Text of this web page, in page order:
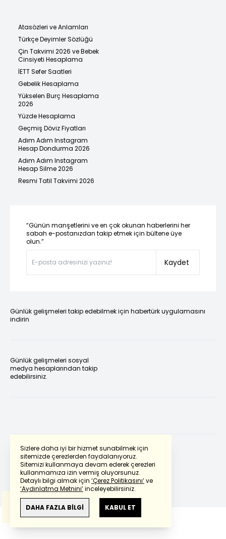
Sizlere daha iyi bir hizmet sunabilmek için
sitemizde çerezlerden faydalanıyoruz.
Sitemizi kullanmaya devam ederek çerezleri
kullanmamıza izin vermiş oluyorsunuz.
Detaylı bilgi almak için ‘Çerez Politikasını’ve
‘Aydınlatma Metnini’inceleyebilirsiniz.
DAHA FAZLA BİLGİ KABUL ET
Atasözleri ve Anlamları
Türkçe Deyimler Sözlüğü
Çin Takvimi 2026 ve Bebek
Cinsiyeti Hesaplama
İETT Sefer Saatleri
Gebelik Hesaplama
Yükselen Burç Hesaplama
2026
Yüzde Hesaplama
Geçmiş Döviz Fiyatları
Adım Adım Instagram
Hesap Dondurma 2026
Adım Adım Instagram
Hesap Silme 2026
Resmi Tatil Takvimi 2026
“Günün manşetlerini ve en çok okunan haberlerini her
sabah e-postanızdan takip etmek için bültene üye
olun.”
Kaydet
Günlük gelişmeleri takip edebilmek için habertürk uygulamasını
indirin
Günlük gelişmeleri sosyal
medya hesaplarından takip
edebilirsiniz.
Powered by Translate
Bu çevirideGoogle Transletekullanılmıştır.
Anlam ve çeviri hatalarından
haberturk.com
sorumlu değildir.